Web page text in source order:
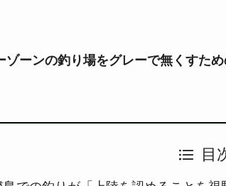
ーンの釣り場をグレーで無くすた
目